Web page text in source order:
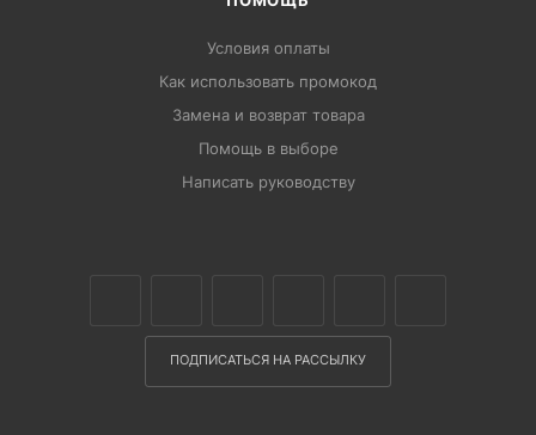
Условия оплаты
Как использовать промокод
Замена и возврат товара
Помощь в выборе
Написать руководству
ПОДПИСАТЬСЯ НА РАССЫЛКУ